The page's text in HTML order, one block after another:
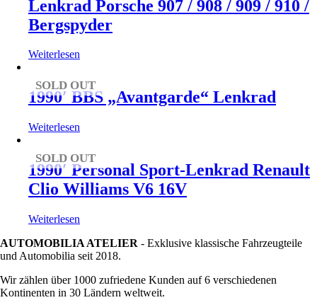
Lenkrad Porsche 907 / 908 / 909 / 910 /
Bergspyder
Weiterlesen
SOLD OUT
1990′ BBS „Avantgarde“ Lenkrad
Weiterlesen
SOLD OUT
1990′ Personal Sport-Lenkrad Renault
Clio Williams V6 16V
Weiterlesen
AUTOMOBILIA ATELIER - Exklusive klassische Fahrzeugteile
und Automobilia seit 2018.
Wir zählen über 1000 zufriedene Kunden auf 6 verschiedenen
Kontinenten in 30 Ländern weltweit.